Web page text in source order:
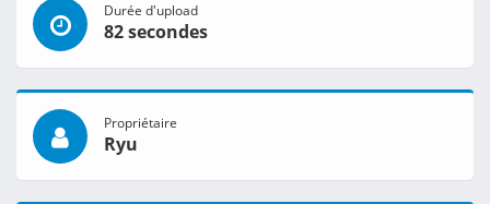
Durée d'upload
82 secondes
Propriétaire
Ryu